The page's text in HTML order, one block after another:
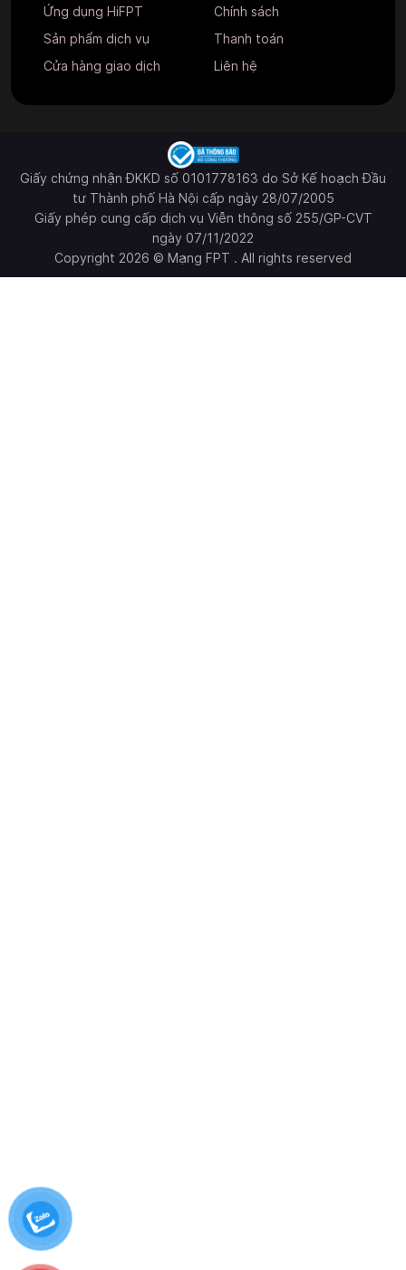
Ứng dụng HiFPT
Sản phẩm dịch vụ
Cửa hàng giao dịch
Chính sách
Thanh toán
Liên hệ
Giấy chứng nhận ĐKKD số 0101778163 do Sở Kế hoạch Đầu
tư Thành phố Hà Nội cấp ngày 28/07/2005
Giấy phép cung cấp dịch vụ Viễn thông số 255/GP-CVT
ngày 07/11/2022
Copyright 2026 © Mạng FPT . All rights reserved